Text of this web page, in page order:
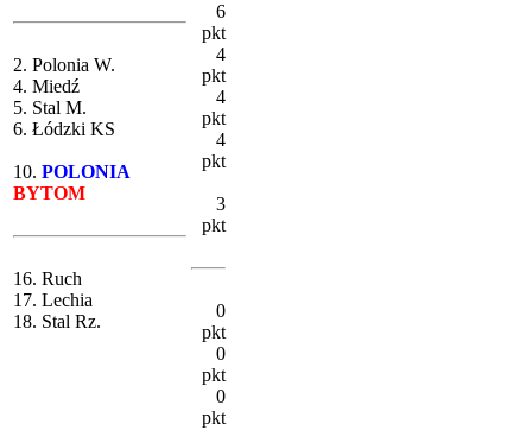
2. Polonia W.
4. Miedź
5. Stal M.
6. Łódzki KS
10. POLONIA
BYTOM
16. Ruch
17. Lechia
18. Stal Rz.
6
pkt
4
pkt
4
pkt
4
pkt
3
pkt
0
pkt
0
pkt
0
pkt